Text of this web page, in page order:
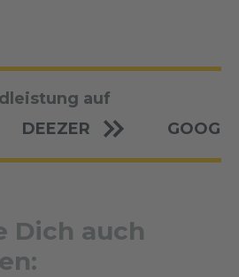
auf
DEEZER
Dich auch